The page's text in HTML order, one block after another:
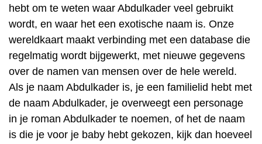
hebt om te weten waar Abdulkader veel gebruikt
wordt, en waar het een exotische naam is. Onze
wereldkaart maakt verbinding met een database die
regelmatig wordt bijgewerkt, met nieuwe gegevens
over de namen van mensen over de hele wereld.
Als je naam Abdulkader is, je een familielid hebt met
de naam Abdulkader, je overweegt een personage
in je roman Abdulkader te noemen, of het de naam
is die je voor je baby hebt gekozen, kijk dan hoeveel